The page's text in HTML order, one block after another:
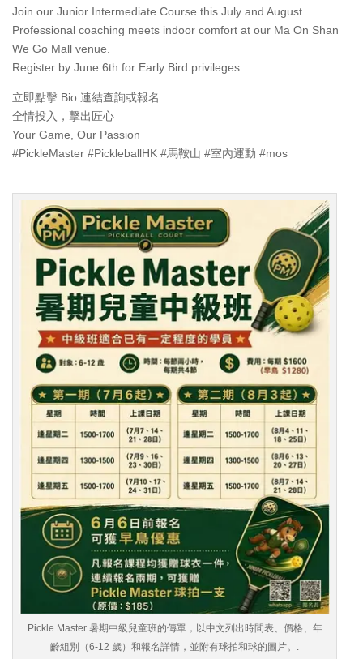
Join our Junior Intermediate Course this July and August.
Professional coaching meets indoor comfort at our Ma On Shan
We Go Mall venue.
Register by June 6th for Early Bird privileges.
立即點擊 Bio 連結查詢或報名
全情投入，擊出匠心
Your Game, Our Passion
#PickleMaster #PickleballHK #馬鞍山 #室內運動 #mos
Pickle Master 暑期中級兒童班的傳單，以中文列出時間表、價格、年
齡組別（6-12 歲）和報名詳情，並附有球拍和球的圖片。.